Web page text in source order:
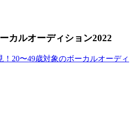
カルオーディション2022
20〜49歳対象のボーカルオーディ